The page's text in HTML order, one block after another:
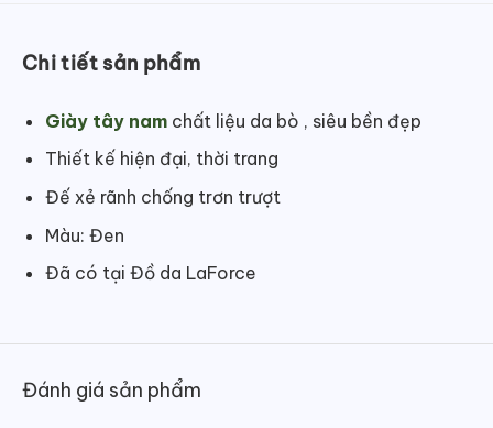
Chi tiết sản phẩm
Giày tây namchất liệu da bò , siêu bền đẹp
Thiết kế hiện đại, thời trang
Đế xẻ rãnh chống trơn trượt
Màu: Đen
Đã có tại Đồ da LaForce
Đánh giá sản phẩm